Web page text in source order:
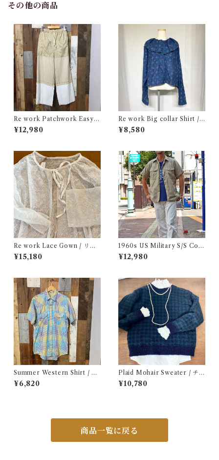
その他の商品
Re work Patchwork Easy P
ants / リワーク パッチワーク
イージー パンツ 古着
¥12,980
Re work Big collar Shirt /
リワーク ビックカラー シャツ
古着
¥8,580
Re work Lace Gown / リワ
ーク レース ガウン 古着
¥15,180
1960s US Military S/S Cott
on Poplin Shirt / 60年代 US
AF USN ARMY コットン ポ
¥12,980
Summer Western Shirt / シ
ョートスリーブ ウエスタン シ
ャツ 古着
¥6,820
Plaid Mohair Sweater / チェ
ック柄 モヘア セーター 古着
¥10,780
商品一覧に戻る